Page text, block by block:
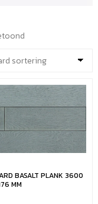
BASALT PLANK 3600
MM